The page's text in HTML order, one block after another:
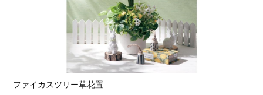
ファイカスツリー草花置